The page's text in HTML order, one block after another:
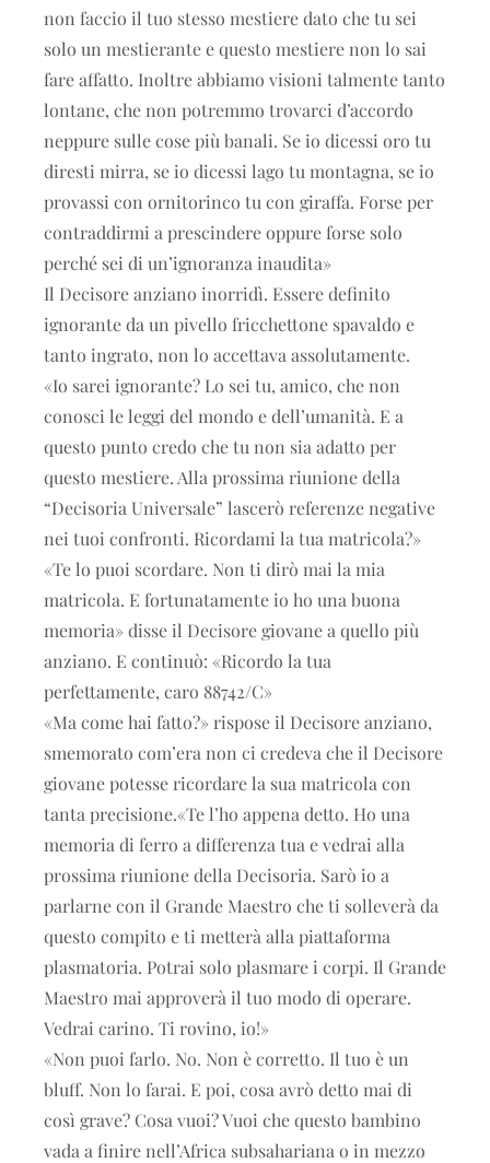
non faccio il tuo stesso mestiere dato che tu sei
solo un mestierante e questo mestiere non lo sai
fare affatto. Inoltre abbiamo visioni talmente tanto
lontane, che non potremmo trovarci d’accordo
neppure sulle cose più banali. Se io dicessi oro tu
diresti mirra, se io dicessi lago tu montagna, se io
provassi con ornitorinco tu con giraffa. Forse per
contraddirmi a prescindere oppure forse solo
perché sei di un’ignoranza inaudita»
Il Decisore anziano inorridì. Essere definito
ignorante da un pivello fricchettone spavaldo e
tanto ingrato, non lo accettava assolutamente.
«Io sarei ignorante? Lo sei tu, amico, che non
conosci le leggi del mondo e dell’umanità. E a
questo punto credo che tu non sia adatto per
questo mestiere. Alla prossima riunione della
“Decisoria Universale” lascerò referenze negative
nei tuoi confronti. Ricordami la tua matricola?»
«Te lo puoi scordare. Non ti dirò mai la mia
matricola. E fortunatamente io ho una buona
memoria» disse il Decisore giovane a quello più
anziano. E continuò: «Ricordo la tua
perfettamente, caro 88742/C»
«Ma come hai fatto?» rispose il Decisore anziano,
smemorato com’era non ci credeva che il Decisore
giovane potesse ricordare la sua matricola con
tanta precisione.«Te l’ho appena detto. Ho una
memoria di ferro a differenza tua e vedrai alla
prossima riunione della Decisoria. Sarò io a
parlarne con il Grande Maestro che ti solleverà da
questo compito e ti metterà alla piattaforma
plasmatoria. Potrai solo plasmare i corpi. Il Grande
Maestro mai approverà il tuo modo di operare.
Vedrai carino. Ti rovino, io!»
«Non puoi farlo. No. Non è corretto. Il tuo è un
bluff. Non lo farai. E poi, cosa avrò detto mai di
così grave? Cosa vuoi? Vuoi che questo bambino
vada a finire nell’Africa subsahariana o in mezzo